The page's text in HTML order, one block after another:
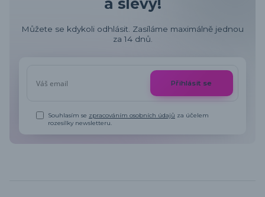
a slevy!
Můžete se kdykoli odhlásit. Zasíláme maximálně jednou
za 14 dnů.
Přihlásit se
Souhlasím se zpracováním osobních údajů za účelem
rozesílky newsletteru.